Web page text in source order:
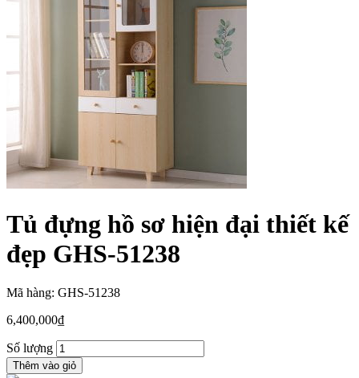
Tủ đựng hồ sơ hiện đại thiết kế
đẹp GHS-51238
Mã hàng: GHS-51238
6,400,000₫
Số lượng
Thêm vào giỏ